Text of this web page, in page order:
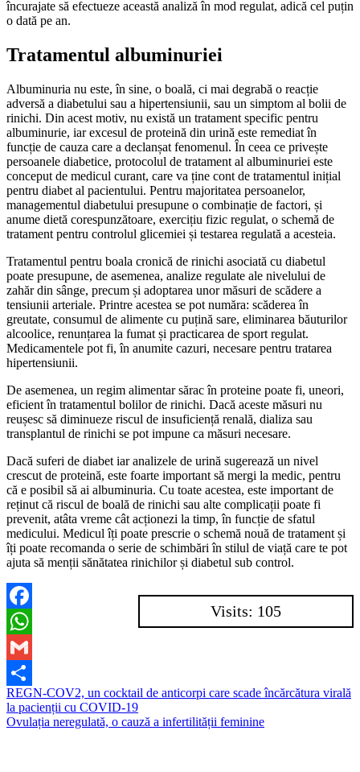
încurajate să efectueze această analiză în mod regulat, adică cel puțin
o dată pe an.
Tratamentul albuminuriei
Albuminuria nu este, în sine, o boală, ci mai degrabă o reacție
adversă a diabetului sau a hipertensiunii, sau un simptom al bolii de
rinichi. Din acest motiv, nu există un tratament specific pentru
albuminurie, iar excesul de proteină din urină este remediat în
funcție de cauza care a declanșat fenomenul. În ceea ce privește
persoanele diabetice, protocolul de tratament al albuminuriei este
conceput de medicul curant, care va ține cont de tratamentul inițial
pentru diabet al pacientului. Pentru majoritatea persoanelor,
managementul diabetului presupune o combinație de factori, și
anume dietă corespunzătoare, exercițiu fizic regulat, o schemă de
tratament pentru controlul glicemiei și testarea regulată a acesteia.
Tratamentul pentru boala cronică de rinichi asociată cu diabetul
poate presupune, de asemenea, analize regulate ale nivelului de
zahăr din sânge, precum și adoptarea unor măsuri de scădere a
tensiunii arteriale. Printre acestea se pot număra: scăderea în
greutate, consumul de alimente cu puțină sare, eliminarea băuturilor
alcoolice, renunțarea la fumat și practicarea de sport regulat.
Medicamentele pot fi, în anumite cazuri, necesare pentru tratarea
hipertensiunii.
De asemenea, un regim alimentar sărac în proteine poate fi, uneori,
eficient în tratamentul bolilor de rinichi. Dacă aceste măsuri nu
reușesc să diminueze riscul de insuficiență renală, dializa sau
transplantul de rinichi se pot impune ca măsuri necesare.
Dacă suferi de diabet iar analizele de urină sugerează un nivel
crescut de proteină, este foarte important să mergi la medic, pentru
că e posibil să ai albuminuria. Cu toate acestea, este important de
reținut că riscul de boală de rinichi sau alte complicații poate fi
prevenit, atâta vreme cât acționezi la timp, în funcție de sfatul
medicului. Medicul îți poate prescrie o schemă nouă de tratament și
îți poate recomanda o serie de schimbări în stilul de viață care te pot
ajuta să menții sănătatea rinichilor și diabetul sub control.
Visits: 105
Facebook
WhatsApp
Gmail
Partajează
Navigare
în
REGN-COV2, un cocktail de anticorpi care scade încărcătura virală
la pacienții cu COVID-19
Ovulația neregulată, o cauză a infertilității feminine